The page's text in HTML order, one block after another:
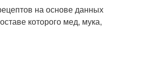
на основе данных
которого мед, мука,